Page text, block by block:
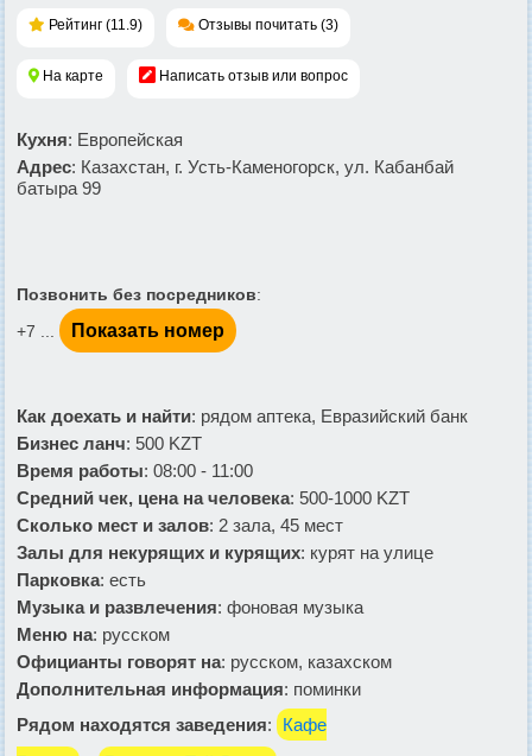
Рейтинг (11.9) Отзывы почитать (3)
На карте Написать отзыв или вопрос
Кухня: Европейская
Адрес: Казахстан, г. Усть-Каменогорск, ул. Кабанбай
батыра 99
Позвонить без посредников:
+7 ...
Показать номер
Как доехать и найти: рядом аптека, Евразийский банк
Бизнес ланч: 500 KZT
Время работы: 08:00 - 11:00
Средний чек, цена на человека: 500-1000 KZT
Сколько мест и залов: 2 зала, 45 мест
Залы для некурящих и курящих: курят на улице
Парковка: есть
Музыка и развлечения: фоновая музыка
Меню на: русском
Официанты говорят на: русском, казахском
Дополнительная информация: поминки
Рядом находятся заведения:
Кафе